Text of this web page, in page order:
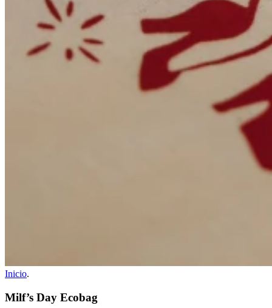
Inicio.
Milf’s Day Ecobag